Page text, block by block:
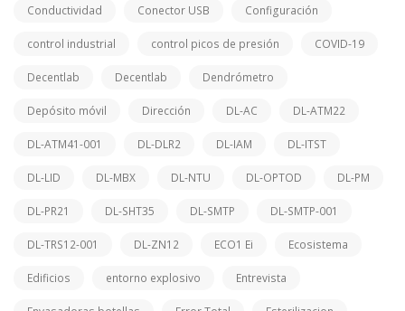
Conductividad Conector USB Configuración
control industrial control picos de presión COVID-19
Decentlab Decentlab Dendrómetro
Depósito móvil Dirección DL-AC DL-ATM22
DL-ATM41-001 DL-DLR2 DL-IAM DL-ITST
DL-LID DL-MBX DL-NTU DL-OPTOD DL-PM
DL-PR21 DL-SHT35 DL-SMTP DL-SMTP-001
DL-TRS12-001 DL-ZN12 ECO1 Ei Ecosistema
Edificios entorno explosivo Entrevista